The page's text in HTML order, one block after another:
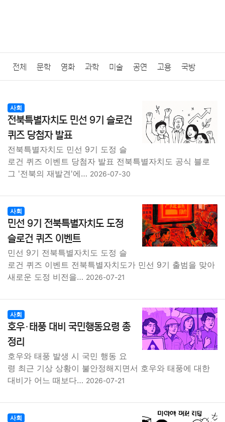
전체 문학 영화 과학 미술 공연 고용 국방
질병 가요 방송 일상 주식 암호화폐 블록체인
결혼 육아 반려동물 패션 미용
요리 상품리뷰 원예 금융 게임
대출 IT 컴퓨터 기술
종교 사회 정치 의학 경제 마케팅
부동산 외국어 교육 교통 생활 기타
사회
전북특별자치도 민선 9기 슬로건
퀴즈 당첨자 발표
전북특별자치도 민선 9기 도정 슬
로건 퀴즈 이벤트 당첨자 발표 전북특별자치도 공식 블로
그 '전북의 재발견'에… 2026-07-30
사회
민선 9기 전북특별자치도 도정
슬로건 퀴즈 이벤트
민선 9기 전북특별자치도 도정 슬
로건 퀴즈 이벤트 전북특별자치도가 민선 9기 출범을 맞아
새로운 도정 비전을… 2026-07-21
사회
호우·태풍 대비 국민행동요령 총
정리
호우와 태풍 발생 시 국민 행동 요
령 최근 기상 상황이 불안정해지면서 호우와 태풍에 대한
대비가 어느 때보다… 2026-07-21
사회